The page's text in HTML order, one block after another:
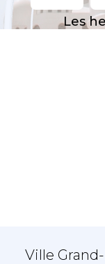
Les
Ville